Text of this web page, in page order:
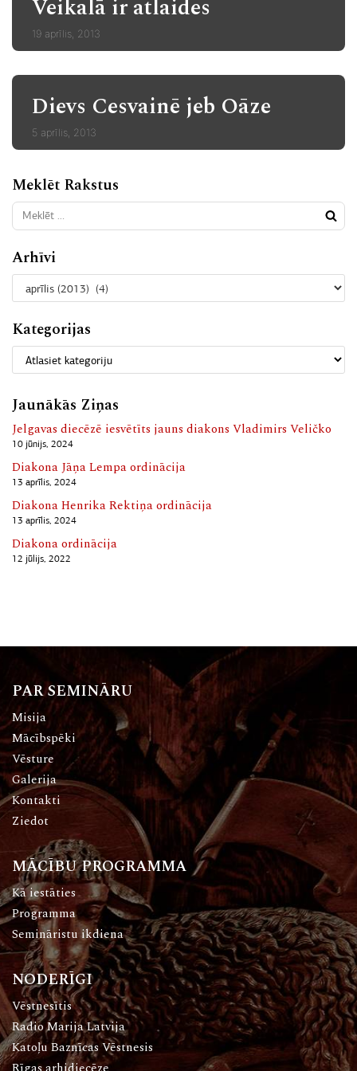
Veikalā ir atlaides
19 aprīlis, 2013
Dievs Cesvainē jeb Oāze
5 aprīlis, 2013
Meklēt Rakstus
Arhīvi
Kategorijas
Jaunākās Ziņas
Jelgavas diecēzē iesvētīts jauns diakons Vladimirs Veličko
10 jūnijs, 2024
Diakona Jāņa Lempa ordinācija
13 aprīlis, 2024
Diakona Henrika Rektiņa ordinācija
13 aprīlis, 2024
Diakona ordinācija
12 jūlijs, 2022
PAR SEMINĀRU
Misija
Mācībspēki
Vēsture
Galerija
Kontakti
Ziedot
MĀCĪBU PROGRAMMA
Kā iestāties
Programma
Semināristu ikdiena
NODERĪGI
Vēstnesītis
Radio Marija Latvija
Katoļu Baznīcas Vēstnesis